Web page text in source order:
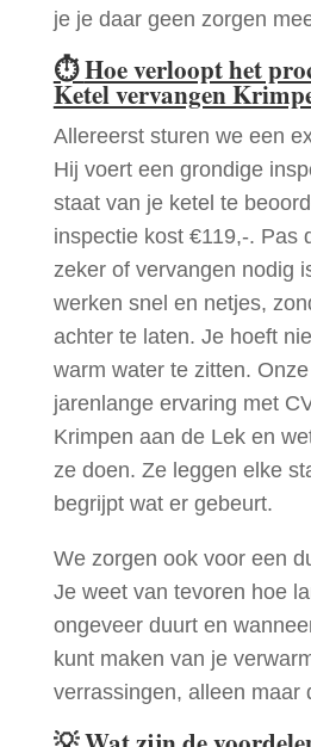
je je daar geen zorgen
⏱Hoe verloopt het
Ketel vervangen
Allereerst sturen we een
Hij voert een grondige
staat van je ketel te
inspectie kost €119,-. Pas
zeker of vervangen nodig
werken snel en netjes,
achter te laten. Je hoeft
warm water te zitten.
jarenlange ervaring met
Krimpen aan de Lek en
ze doen. Ze leggen elke
begrijpt wat er gebeurt.
We zorgen ook voor een
Je weet van tevoren hoe
ongeveer duurt en
kunt maken van je
verrassingen, alleen maar